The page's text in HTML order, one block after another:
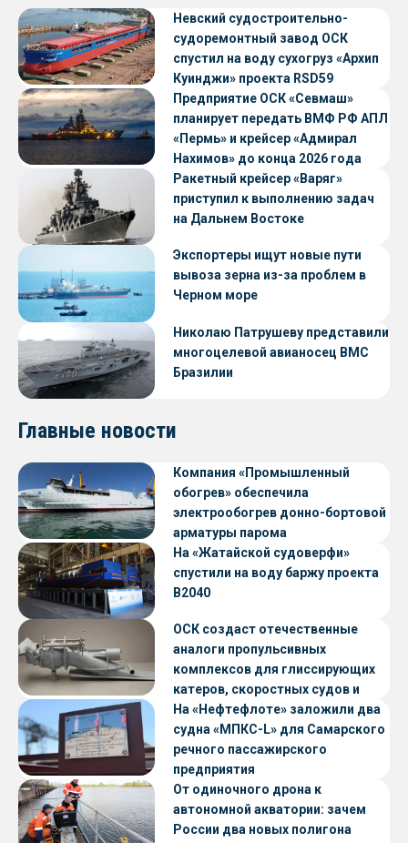
Невский судостроительно-
судоремонтный завод ОСК
спустил на воду сухогруз «Архип
Куинджи» проекта RSD59
Предприятие ОСК «Севмаш»
планирует передать ВМФ РФ АПЛ
«Пермь» и крейсер «Адмирал
Нахимов» до конца 2026 года
Ракетный крейсер «Варяг»
приступил к выполнению задач
на Дальнем Востоке
Экспортеры ищут новые пути
вывоза зерна из-за проблем в
Черном море
Николаю Патрушеву представили
многоцелевой авианосец ВМС
Бразилии
Главные новости
Компания «Промышленный
обогрев» обеспечила
электрообогрев донно-бортовой
арматуры парома
«Петропавловск» проекта CNF22
На «Жатайской судоверфи»
спустили на воду баржу проекта
В2040
ОСК создаст отечественные
аналоги пропульсивных
комплексов для глиссирующих
катеров, скоростных судов и
судов с малой осадкой
На «Нефтефлоте» заложили два
судна «МПКС-L» для Самарского
речного пассажирского
предприятия
От одиночного дрона к
автономной акватории: зачем
России два новых полигона